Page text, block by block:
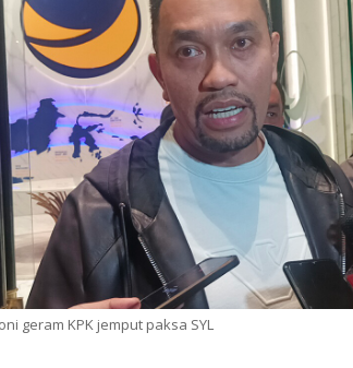
geram KPK jemput paksa SYL